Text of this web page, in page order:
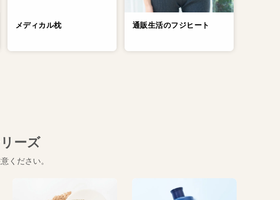
メディカル枕 通販生活のフジヒート
ーズ
ください。